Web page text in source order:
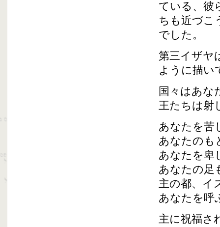
ている、彼
ちも近づこ
でした。
第三イザヤ
ように描い
国々はあな
王たちは射
あなたを苦
あなたのも
あなたを卑
あなたの足
主の都、イ
あなたを呼
主に祝福さ